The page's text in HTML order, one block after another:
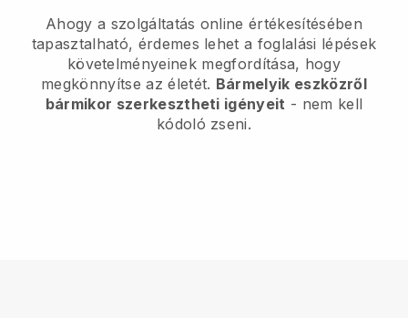
Ahogy a szolgáltatás online értékesítésében
tapasztalható, érdemes lehet a foglalási lépések
követelményeinek megfordítása, hogy
megkönnyítse az életét. Bármelyik eszközről
bármikor szerkesztheti igényeit - nem kell
kódoló zseni.